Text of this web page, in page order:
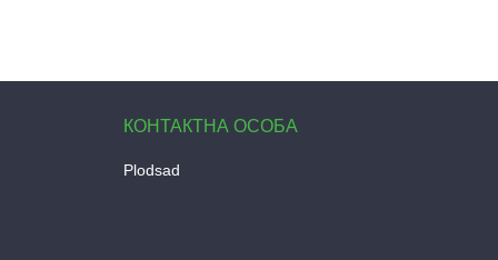
Plodsad